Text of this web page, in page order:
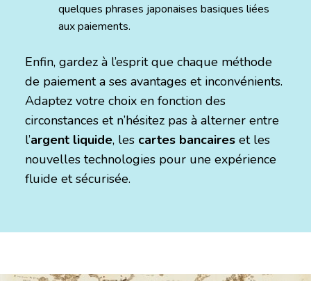
quelques phrases japonaises basiques liées
aux paiements.
Enfin, gardez à l’esprit que chaque méthode
de paiement a ses avantages et inconvénients.
Adaptez votre choix en fonction des
circonstances et n’hésitez pas à alterner entre
l’argent liquide, les cartes bancaires et les
nouvelles technologies pour une expérience
fluide et sécurisée.